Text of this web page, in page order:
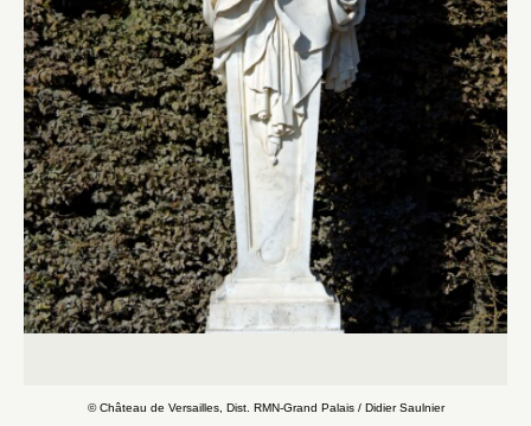
© Château de Versailles, Dist. RMN-Grand Palais / Didier Saulnier